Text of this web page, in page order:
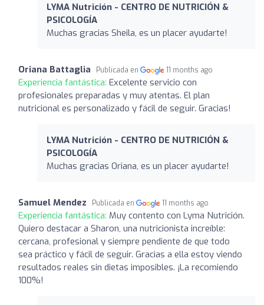
LYMA Nutrición - CENTRO DE NUTRICIÓN &
PSICOLOGÍA
Muchas gracias Sheila, es un placer ayudarte!
Oriana Battaglia Publicada en 11 months ago
Experiencia fantástica: Excelente servicio con
profesionales preparadas y muy atentas. El plan
nutricional es personalizado y fácil de seguir. Gracias!
LYMA Nutrición - CENTRO DE NUTRICIÓN &
PSICOLOGÍA
Muchas gracias Oriana, es un placer ayudarte!
Samuel Mendez Publicada en 11 months ago
Experiencia fantástica: Muy contento con Lyma Nutrición.
Quiero destacar a Sharon, una nutricionista increíble:
cercana, profesional y siempre pendiente de que todo
sea práctico y fácil de seguir. Gracias a ella estoy viendo
resultados reales sin dietas imposibles. ¡La recomiendo
100%!